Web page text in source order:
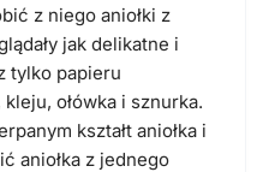
z niego aniołki z
jak delikatne i
tylko papieru
ołówka i sznurka.
kształt aniołka i
aniołka z jednego